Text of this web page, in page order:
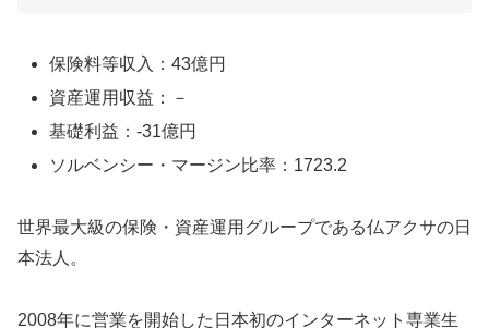
保険料等収入：43億円
資産運用収益：－
基礎利益：-31億円
ソルベンシー・マージン比率：1723.2
世界最大級の保険・資産運用グループである仏アクサの日
本法人。
2008年に営業を開始した日本初のインターネット専業生